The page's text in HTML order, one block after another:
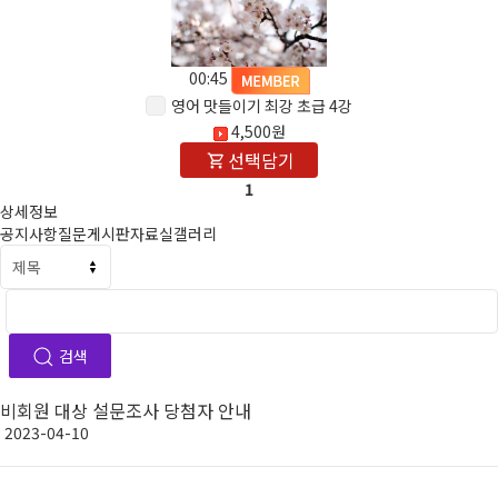
00:45
영어 맛들이기 최강 초급 4강
4,500원
선택담기
1
상세정보
공지사항질문게시판자료실갤러리